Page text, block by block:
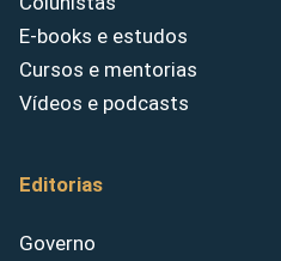
E-books e estudos
Cursos e mentorias
Vídeos e podcasts
Editorias
Governo